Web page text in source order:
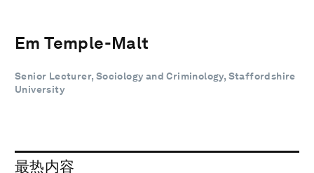
Em Temple-Malt
Senior Lecturer, Sociology and Criminology, Staffordshire
University
最热内容